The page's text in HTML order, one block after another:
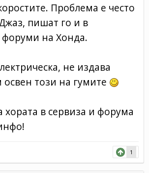
Проблема е често
пишат го и в
форуми на Хонда.
не издава
този на гумите
хората в сервиза и форума
1